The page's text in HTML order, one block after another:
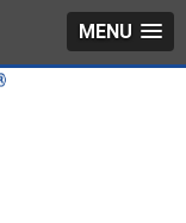
MENU